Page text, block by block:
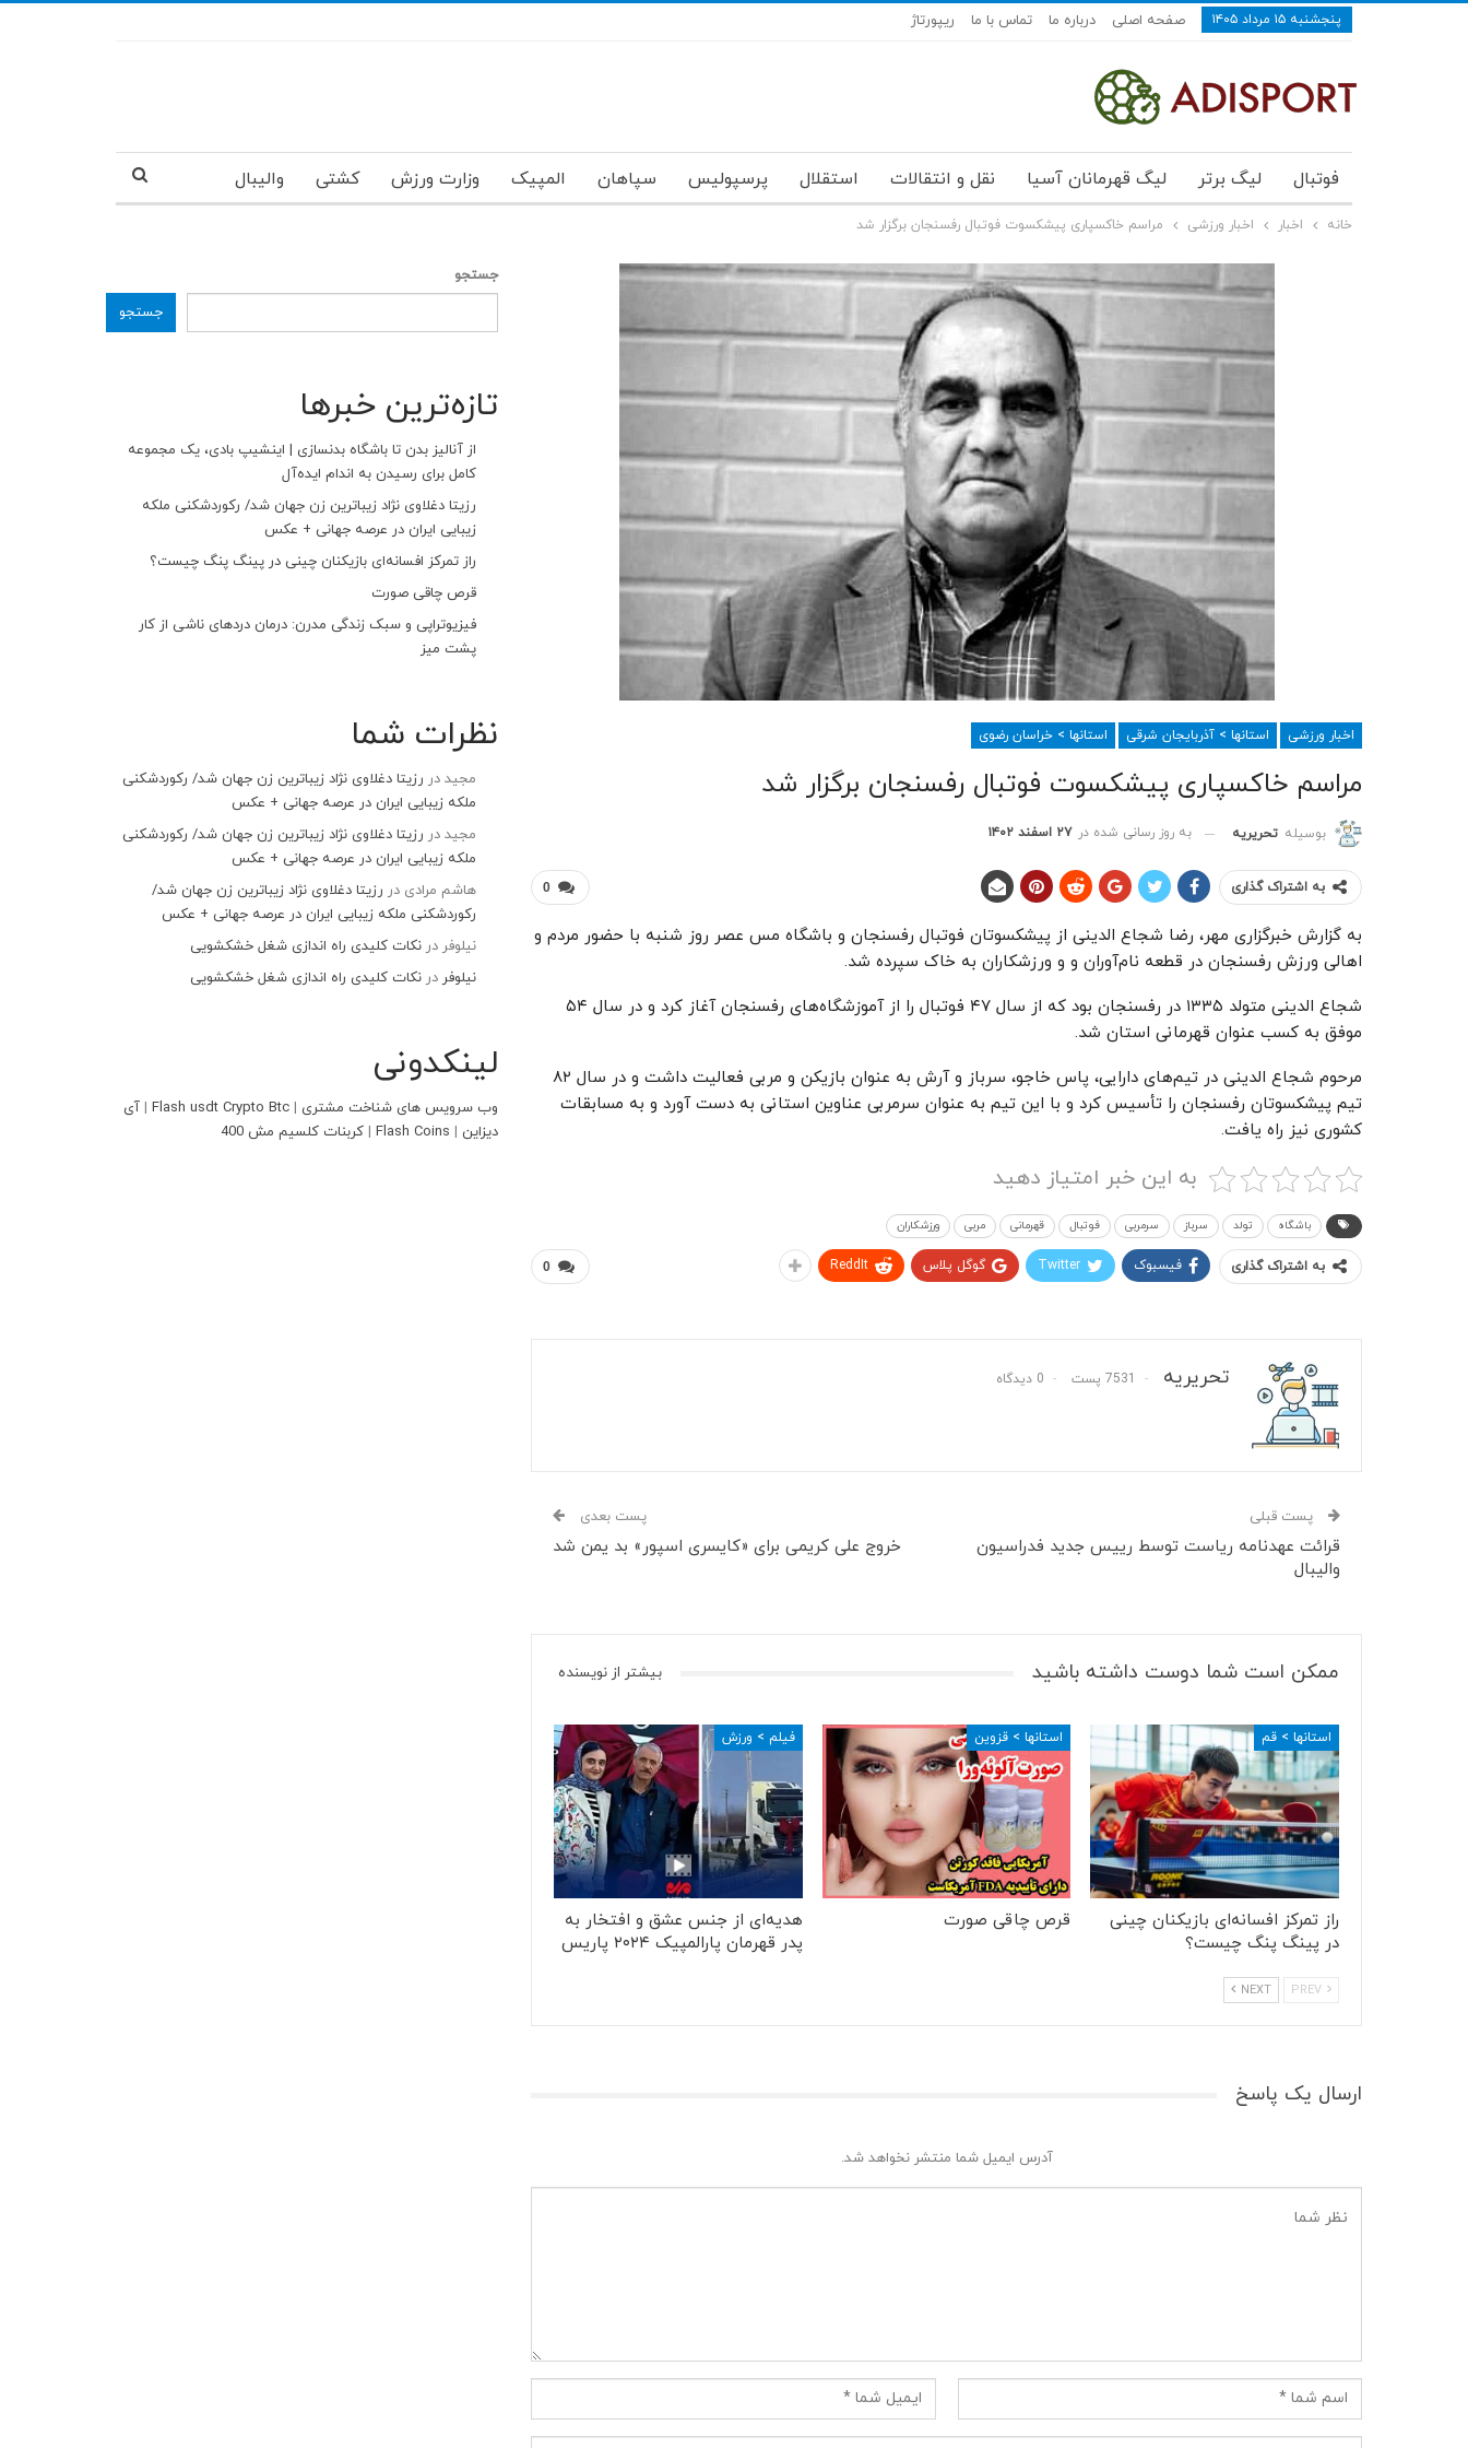
پنجشنبه ۱۵ مرداد ۱۴۰۵ صفحه اصلی درباره ما تماس با ما ریپورتاژ
فوتبال لیگ برتر لیگ قهرمانان آسیا نقل و انتقالات استقلال پرسپولیس سپاهان المپیک وزارت ورزش کشتی والیبال
خانه اخبار اخبار ورزشی مراسم خاکسپاری پیشکسوت فوتبال رفسنجان برگزار شد
اخبار ورزشی استانها > آذربایجان شرقی استانها > خراسان رضوی
مراسم خاکسپاری پیشکسوت فوتبال رفسنجان برگزار شد
بوسیله تحریریه به روز رسانی شده در ۲۷ اسفند ۱۴۰۲
0 به اشتراک گذاری
به گزارش خبرگزاری مهر، رضا شجاع الدینی از پیشکسوتان فوتبال رفسنجان و باشگاه مس عصر روز شنبه با حضور مردم و
اهالی ورزش رفسنجان در قطعه نام‌آوران و و ورزشکاران به خاک سپرده شد.
شجاع الدینی متولد ۱۳۳۵ در رفسنجان بود که از سال ۴۷ فوتبال را از آموزشگاه‌های رفسنجان آغاز کرد و در سال ۵۴
موفق به کسب عنوان قهرمانی استان شد.
مرحوم شجاع الدینی در تیم‌های دارایی، پاس خاجو، سرباز و آرش به عنوان بازیکن و مربی فعالیت داشت و در سال ۸۲
تیم پیشکسوتان رفسنجان را تأسیس کرد و با این تیم به عنوان سرمربی عناوین استانی به دست آورد و به مسابقات
کشوری نیز راه یافت.
به این خبر امتیاز دهید
باشگاه تولد سرباز سرمربی فوتبال قهرمانی مربی ورزشکاران
0 به اشتراک گذاری فیسبوک Twitter گوگل پلاس ReddIt
تحریریه 7531 پست 0 دیدگاه
پست قبلی
قرائت عهدنامه ریاست توسط رییس جدید فدراسیون
والیبال
پست بعدی
خروج علی کریمی برای «کایسری اسپور» بد یمن شد
ممکن است شما دوست داشته باشید بیشتر از نویسنده
استانها > قم
راز تمرکز افسانه‌ای بازیکنان چینی
در پینگ پنگ چیست؟
استانها > قزوین
قرص چاقی صورت
فیلم > ورزش
هدیه‌ای از جنس عشق و افتخار به
پدر قهرمان پارالمپیک ۲۰۲۴ پاریس
NEXT
ارسال یک پاسخ
آدرس ایمیل شما منتشر نخواهد شد.
جستجو
جستجو
تازه‌ترین خبرها
از آنالیز بدن تا باشگاه بدنسازی | اینشیپ بادی، یک مجموعه
کامل برای رسیدن به اندام ایده‌آل
رزیتا دغلاوی نژاد زیباترین زن جهان شد/ رکوردشکنی ملکه
زیبایی ایران در عرصه جهانی + عکس
راز تمرکز افسانه‌ای بازیکنان چینی در پینگ پنگ چیست؟
قرص چاقی صورت
فیزیوتراپی و سبک زندگی مدرن: درمان دردهای ناشی از کار
پشت میز
نظرات شما
مجیددر رزیتا دغلاوی نژاد زیباترین زن جهان شد/ رکوردشکنی
ملکه زیبایی ایران در عرصه جهانی + عکس
مجیددر رزیتا دغلاوی نژاد زیباترین زن جهان شد/ رکوردشکنی
ملکه زیبایی ایران در عرصه جهانی + عکس
هاشم مرادی در رزیتا دغلاوی نژاد زیباترین زن جهان شد/
رکوردشکنی ملکه زیبایی ایران در عرصه جهانی + عکس
نیلوفر در نکات کلیدی راه اندازی شغل خشکشویی
نیلوفر در نکات کلیدی راه اندازی شغل خشکشویی
لینکدونی
وب سرویس های شناخت مشتری |
Flash usdt Crypto Btc
| آی
دیزاین|
Flash Coins
| کربنات کلسیم مش 400